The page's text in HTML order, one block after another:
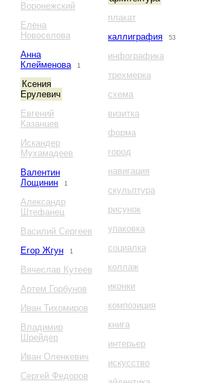
Воронежский
Елена
Новоселова
Анна
Клейменова
1
Ксения
Ерулевич
Евгений
Казанцев
Искандер
Мухамадеев
Валентин
Лощинин
1
Александр
Штефанец
Василий Сергеев
Егор Жгун
1
Вячеслав Кутеев
Артем Горбунов
Иван Тихомиров
Владимир
Шрейдер
Иван Оленкевич
Сергей Федоров
плакат
каллиграфия
53
инфографика
трехмерка
схема
визитка
форма
город
навигация
скульптура
рисунок
упаковка
социалка
коллаж
иконки
композиция
книга
интерьер
искусство